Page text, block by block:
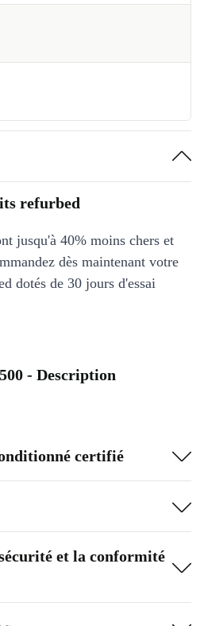
refurbed
jusqu'à 40% moins chers et
dès maintenant votre
dotés de 30 jours d'essai
- Description
certifié
et la conformité